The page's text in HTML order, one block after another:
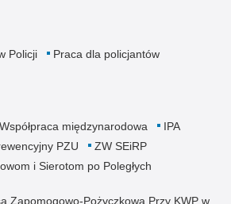
Policji
Praca dla policjantów
Współpraca międzynarodowa
IPA
PZU
ZW SEiRP
i Sierotom po Poległych
Zapomogowo-Pożyczkowa Przy KWP w